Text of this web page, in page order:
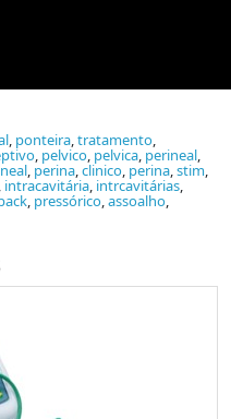
, ponteira,tratamento,
, pelvico, pelvica, perineal,
, perina,clinico, perina,stim,
, intracavitária, intrcavitárias,
, pressórico,assoalho,